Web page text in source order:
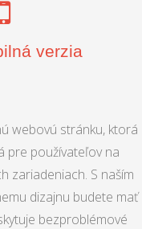
verzia
webovú stránku, ktorá
pre používateľov na
zariadeniach. S naším
dizajnu budete mať
bezproblémové